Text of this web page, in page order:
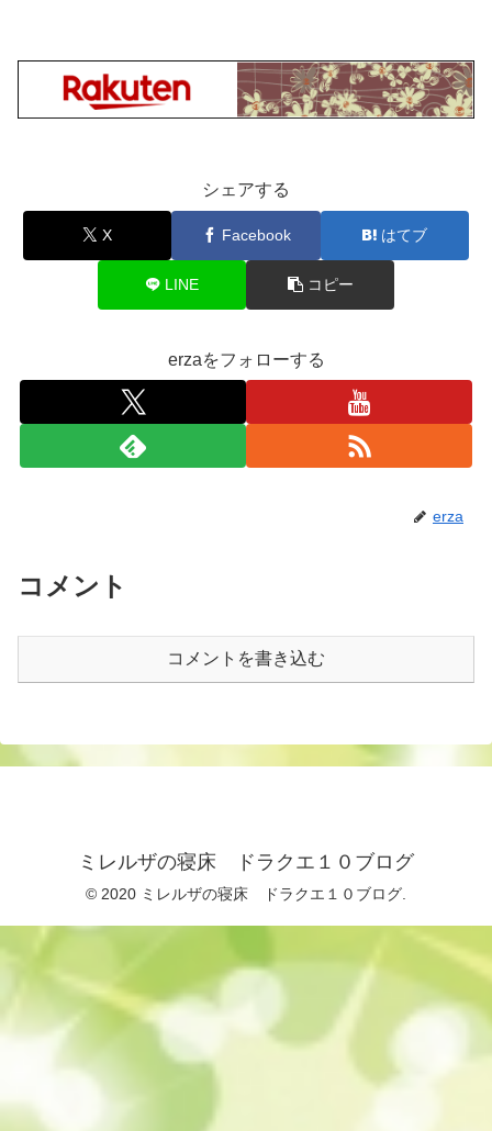
シェアする
X Facebook はてブ
LINE コピー
erzaをフォローする
erza
コメント
コメントを書き込む
ミレルザの寝床 ドラクエ１０ブログ
© 2020 ミレルザの寝床 ドラクエ１０ブログ.